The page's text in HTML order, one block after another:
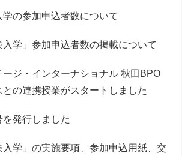
の参加申込者数について
学」参加申込者数の掲載について
ジ・インターナショナル 秋田BPO
との連携授業がスタートしました
発行しました
学」の実施要項、参加申込用紙、交